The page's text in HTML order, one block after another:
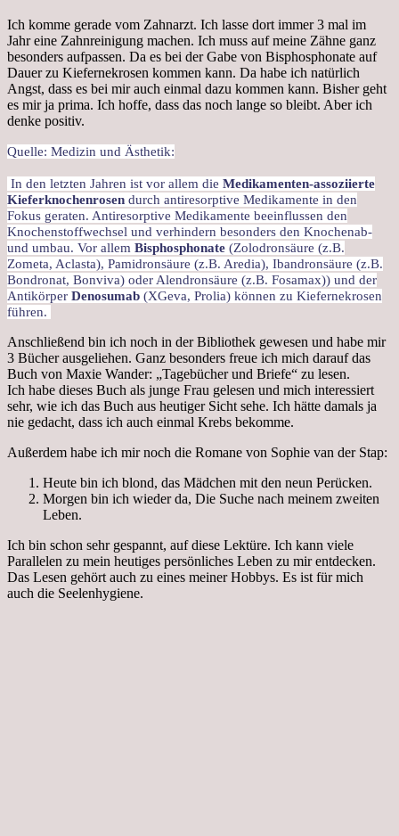
Ich komme gerade vom Zahnarzt. Ich lasse dort immer 3 mal im
Jahr eine Zahnreinigung machen. Ich muss auf meine Zähne ganz
besonders aufpassen. Da es bei der Gabe von Bisphosphonate auf
Dauer zu Kiefernekrosen kommen kann. Da habe ich natürlich
Angst, dass es bei mir auch einmal dazu kommen kann. Bisher geht
es mir ja prima. Ich hoffe, dass das noch lange so bleibt. Aber ich
denke positiv.
Quelle: Medizin und Ästhetik:
In den letzten Jahren ist vor allem die Medikamenten-assoziierte
Kieferknochenrosen durch antiresorptive Medikamente in den
Fokus geraten. Antiresorptive Medikamente beeinflussen den
Knochenstoffwechsel und verhindern besonders den Knochenab-
und umbau. Vor allem Bisphosphonate (Zolodronsäure (z.B.
Zometa, Aclasta), Pamidronsäure (z.B. Aredia), Ibandronsäure (z.B.
Bondronat, Bonviva) oder Alendronsäure (z.B. Fosamax)) und der
Antikörper Denosumab (XGeva, Prolia) können zu Kiefernekrosen
führen.
Anschließend bin ich noch in der Bibliothek gewesen und habe mir
3 Bücher ausgeliehen. Ganz besonders freue ich mich darauf das
Buch von Maxie Wander: „Tagebücher und Briefe“ zu lesen.
Ich habe dieses Buch als junge Frau gelesen und mich interessiert
sehr, wie ich das Buch aus heutiger Sicht sehe. Ich hätte damals ja
nie gedacht, dass ich auch einmal Krebs bekomme.
Außerdem habe ich mir noch die Romane von Sophie van der Stap:
Heute bin ich blond, das Mädchen mit den neun Perücken.
Morgen bin ich wieder da, Die Suche nach meinem zweiten
Leben.
Ich bin schon sehr gespannt, auf diese Lektüre. Ich kann viele
Parallelen zu mein heutiges persönliches Leben zu mir entdecken.
Das Lesen gehört auch zu eines meiner Hobbys. Es ist für mich
auch die Seelenhygiene.